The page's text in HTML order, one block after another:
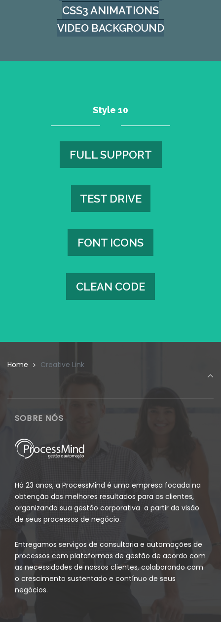
CSS3 ANIMATIONS
VIDEO BACKGROUND
Style 10
FULL SUPPORT
FULL SUPPORT
TEST DRIVE
TEST DRIVE
FONT ICONS
FONT ICONS
CLEAN CODE
CLEAN CODE
Home Creative Link
SOBRE NÓS
Há 23 anos, a ProcessMind é uma empresa focada na
obtenção dos melhores resultados para os clientes,
organizando sua gestão corporativa a partir da visão
de seus processos de negócio.
Entregamos serviços de consultoria e automações de
processos com plataformas de gestão de acordo com
as necessidades de nossos clientes, colaborando com
o crescimento sustentado e contínuo de seus
negócios.